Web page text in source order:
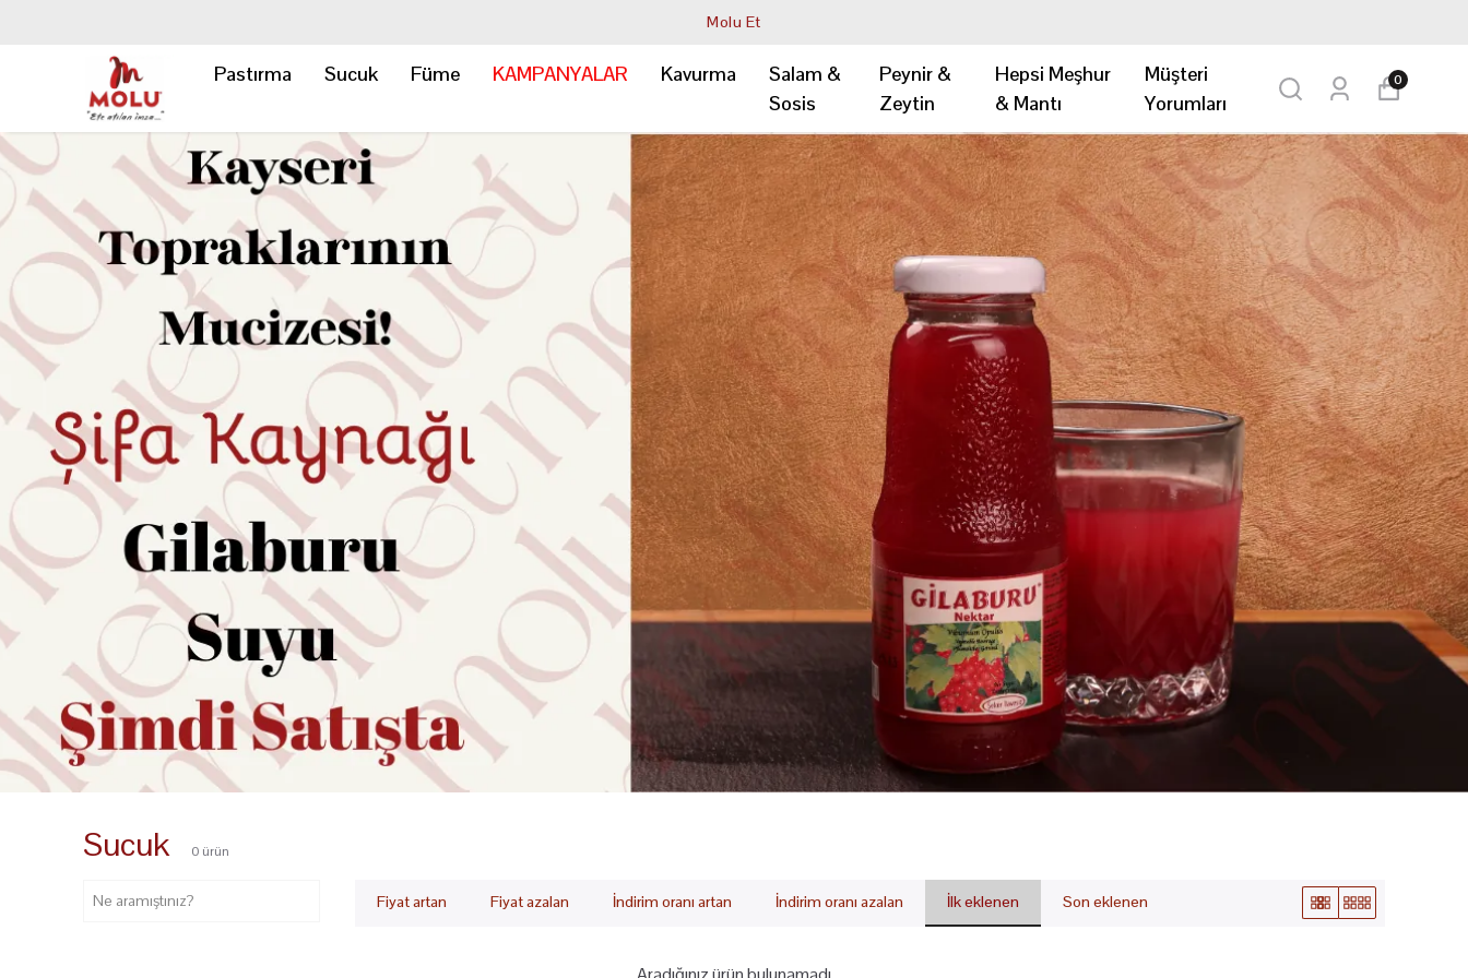
Molu Et
Pastırma Sucuk Füme KAMPANYALAR Kavurma
Salam &
Sosis
Peynir &
Zeytin
Hepsi Meşhur
& Mantı
Müşteri
Yorumları
0
Sucuk 0 ürün
Fiyat artan Fiyat azalan İndirim oranı artan İndirim oranı azalan İlk eklenen Son eklenen